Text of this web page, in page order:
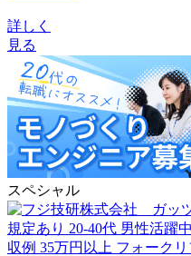
詳しく
見る
スペシャル